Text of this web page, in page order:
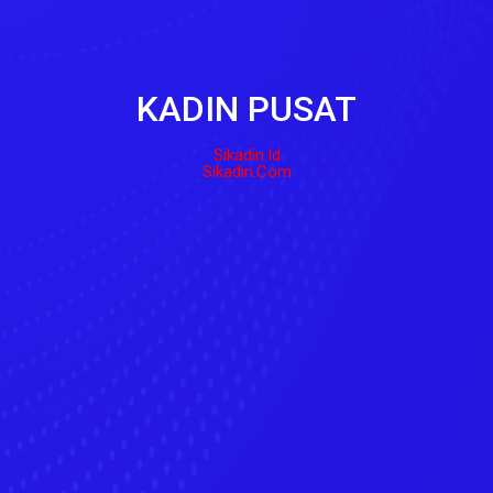
KADIN PUSAT
Sikadin.id
Sikadin.com